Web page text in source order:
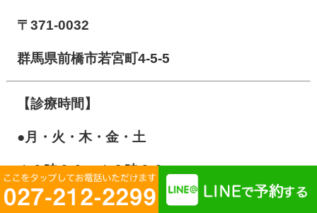
〒371-0032
群馬県前橋市若宮町4-5-5
【診療時間】
●月・火・木・金・土
１０時００～１３時００
１５時００～２０時００